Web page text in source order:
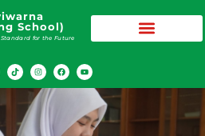
School)
for the Future